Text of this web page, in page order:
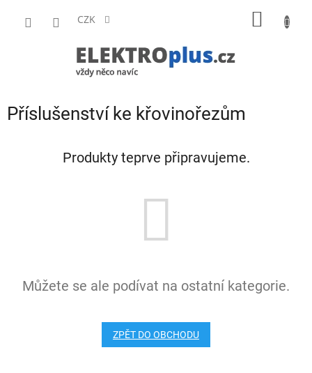
CZK
Příslušenství ke křovinořezům
Produkty teprve připravujeme.
Můžete se ale podívat na ostatní kategorie.
ZPĚT DO OBCHODU